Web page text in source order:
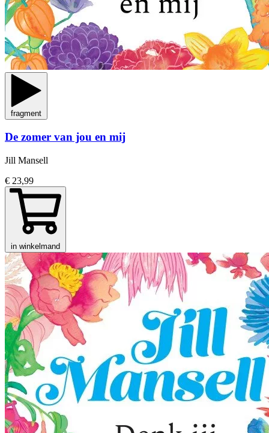
fragment
De zomer van jou en mij
Jill Mansell
€ 23,99
in winkelmand